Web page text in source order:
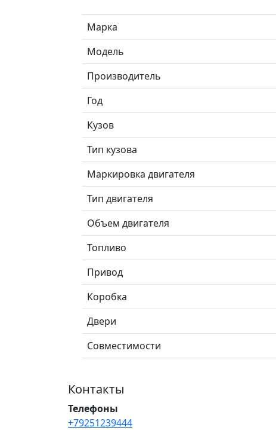
Марка
Модель
Производитель
Год
Кузов
Тип кузова
Маркировка двигателя
Тип двигателя
Объем двигателя
Топливо
Привод
Коробка
Двери
Совместимости
Контакты
Телефоны
+79251239444